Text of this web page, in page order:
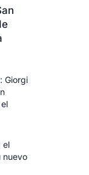
Giorgi
el
nuevo